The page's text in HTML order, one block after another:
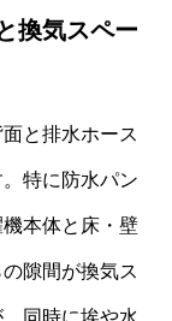
換気スペー
と排水ホース
特に防水パン
本体と床・壁
隙間が換気ス
同時に埃や水